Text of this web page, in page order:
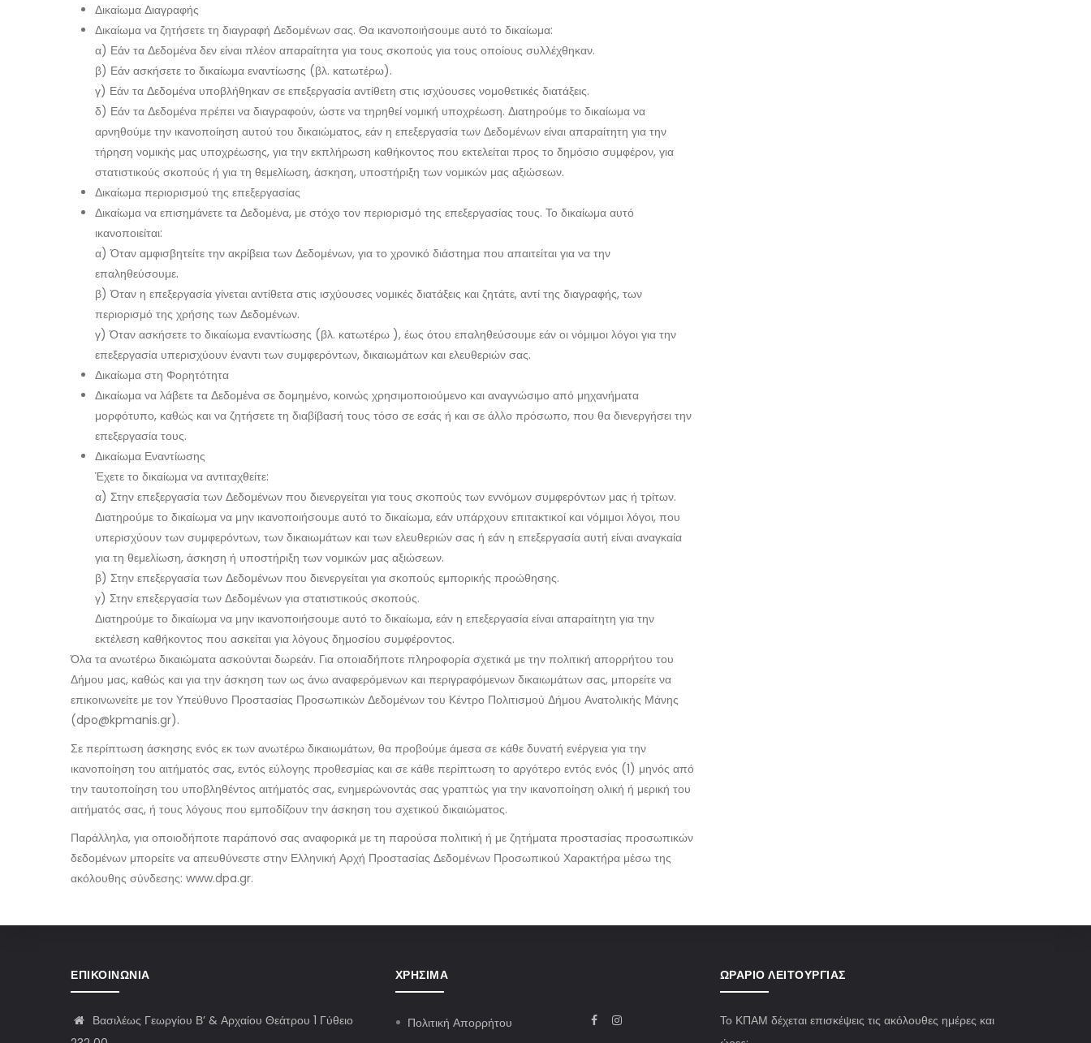
Δικαίωμα Διαγραφής
Δικαίωμα να ζητήσετε τη διαγραφή Δεδομένων σας. Θα ικανοποιήσουμε αυτό το δικαίωμα:
α) Εάν τα Δεδομένα δεν είναι πλέον απαραίτητα για τους σκοπούς για τους οποίους συλλέχθηκαν.
β) Εάν ασκήσετε το δικαίωμα εναντίωσης (βλ. κατωτέρω).
γ) Εάν τα Δεδομένα υποβλήθηκαν σε επεξεργασία αντίθετη στις ισχύουσες νομοθετικές διατάξεις.
δ) Εάν τα Δεδομένα πρέπει να διαγραφούν, ώστε να τηρηθεί νομική υποχρέωση. Διατηρούμε το δικαίωμα να
αρνηθούμε την ικανοποίηση αυτού του δικαιώματος, εάν η επεξεργασία των Δεδομένων είναι απαραίτητη για την
τήρηση νομικής μας υποχρέωσης, για την εκπλήρωση καθήκοντος που εκτελείται προς το δημόσιο συμφέρον, για
στατιστικούς σκοπούς ή για τη θεμελίωση, άσκηση, υποστήριξη των νομικών μας αξιώσεων.
Δικαίωμα περιορισμού της επεξεργασίας
Δικαίωμα να επισημάνετε τα Δεδομένα, με στόχο τον περιορισμό της επεξεργασίας τους. Το δικαίωμα αυτό
ικανοποιείται:
α) Όταν αμφισβητείτε την ακρίβεια των Δεδομένων, για το χρονικό διάστημα που απαιτείται για να την
επαληθεύσουμε.
β) Όταν η επεξεργασία γίνεται αντίθετα στις ισχύουσες νομικές διατάξεις και ζητάτε, αντί της διαγραφής, των
περιορισμό της χρήσης των Δεδομένων.
γ) Όταν ασκήσετε το δικαίωμα εναντίωσης (βλ. κατωτέρω ), έως ότου επαληθεύσουμε εάν οι νόμιμοι λόγοι για την
επεξεργασία υπερισχύουν έναντι των συμφερόντων, δικαιωμάτων και ελευθεριών σας.
Δικαίωμα στη Φορητότητα
Δικαίωμα να λάβετε τα Δεδομένα σε δομημένο, κοινώς χρησιμοποιούμενο και αναγνώσιμο από μηχανήματα
μορφότυπο, καθώς και να ζητήσετε τη διαβίβασή τους τόσο σε εσάς ή και σε άλλο πρόσωπο, που θα διενεργήσει την
επεξεργασία τους.
Δικαίωμα Εναντίωσης
Έχετε το δικαίωμα να αντιταχθείτε:
α) Στην επεξεργασία των Δεδομένων που διενεργείται για τους σκοπούς των εννόμων συμφερόντων μας ή τρίτων.
Διατηρούμε το δικαίωμα να μην ικανοποιήσουμε αυτό το δικαίωμα, εάν υπάρχουν επιτακτικοί και νόμιμοι λόγοι, που
υπερισχύουν των συμφερόντων, των δικαιωμάτων και των ελευθεριών σας ή εάν η επεξεργασία αυτή είναι αναγκαία
για τη θεμελίωση, άσκηση ή υποστήριξη των νομικών μας αξιώσεων.
β) Στην επεξεργασία των Δεδομένων που διενεργείται για σκοπούς εμπορικής προώθησης.
γ) Στην επεξεργασία των Δεδομένων για στατιστικούς σκοπούς.
Διατηρούμε το δικαίωμα να μην ικανοποιήσουμε αυτό το δικαίωμα, εάν η επεξεργασία είναι απαραίτητη για την
εκτέλεση καθήκοντος που ασκείται για λόγους δημοσίου συμφέροντος.
Όλα τα ανωτέρω δικαιώματα ασκούνται δωρεάν. Για οποιαδήποτε πληροφορία σχετικά με την πολιτική απορρήτου του
Δήμου μας, καθώς και για την άσκηση των ως άνω αναφερόμενων και περιγραφόμενων δικαιωμάτων σας, μπορείτε να
επικοινωνείτε με τον Υπεύθυνο Προστασίας Προσωπικών Δεδομένων του Κέντρο Πολιτισμού Δήμου Ανατολικής Μάνης
(dpo@kpmanis.gr).
Σε περίπτωση άσκησης ενός εκ των ανωτέρω δικαιωμάτων, θα προβούμε άμεσα σε κάθε δυνατή ενέργεια για την
ικανοποίηση του αιτήματός σας, εντός εύλογης προθεσμίας και σε κάθε περίπτωση το αργότερο εντός ενός (1) μηνός από
την ταυτοποίηση του υποβληθέντος αιτήματός σας, ενημερώνοντάς σας γραπτώς για την ικανοποίηση ολική ή μερική του
αιτήματός σας, ή τους λόγους που εμποδίζουν την άσκηση του σχετικού δικαιώματος.
Παράλληλα, για οποιοδήποτε παράπονό σας αναφορικά με τη παρούσα πολιτική ή με ζητήματα προστασίας προσωπικών
δεδομένων μπορείτε να απευθύνεστε στην Ελληνική Αρχή Προστασίας Δεδομένων Προσωπικού Χαρακτήρα μέσω της
ακόλουθης σύνδεσης: www.dpa.gr.
ΕΠΙΚΟΙΝΩΝΊΑ
Βασιλέως Γεωργίου Β’ & Αρχαίου Θεάτρου 1 Γύθειο
ΧΡΉΣΙΜΑ
Πολιτική Απορρήτου
ΩΡΆΡΙΟ ΛΕΙΤΟΥΡΓΊΑΣ
Το ΚΠΑΜ δέχεται επισκέψεις τις ακόλουθες ημέρες και